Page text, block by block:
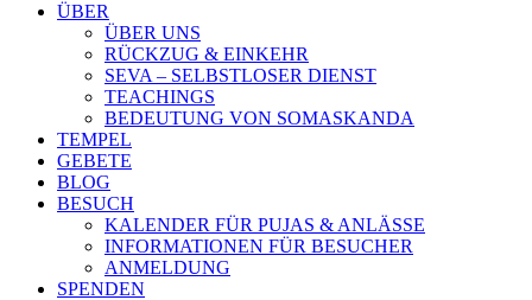
ÜBER
ÜBER UNS
RÜCKZUG & EINKEHR
SEVA – SELBSTLOSER DIENST
TEACHINGS
BEDEUTUNG VON SOMASKANDA
TEMPEL
GEBETE
BLOG
BESUCH
KALENDER FÜR PUJAS & ANLÄSSE
INFORMATIONEN FÜR BESUCHER
ANMELDUNG
SPENDEN